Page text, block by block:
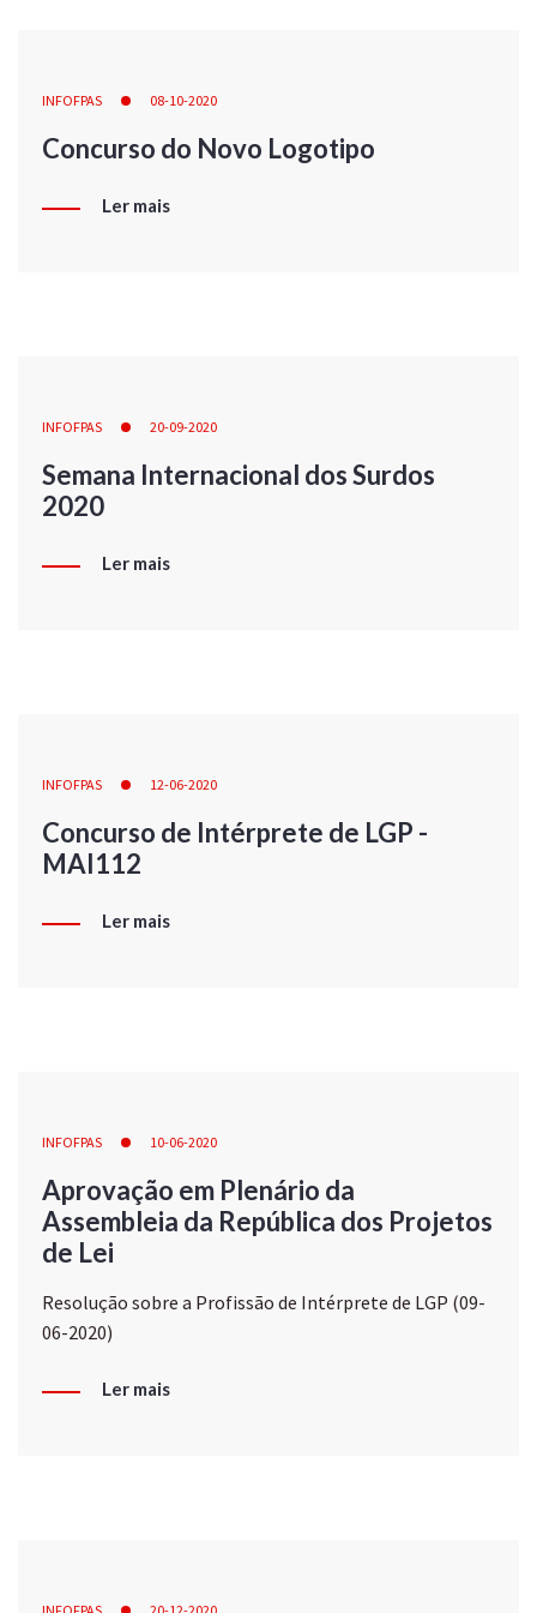
INFOFPAS 08-10-2020
Concurso do Novo Logotipo
Ler mais
INFOFPAS 20-09-2020
Semana Internacional dos Surdos
2020
Ler mais
INFOFPAS 12-06-2020
Concurso de Intérprete de LGP -
MAI112
Ler mais
INFOFPAS 10-06-2020
Aprovação em Plenário da
Assembleia da República dos Projetos
de Lei
Resolução sobre a Profissão de Intérprete de LGP (09-
06-2020)
Ler mais